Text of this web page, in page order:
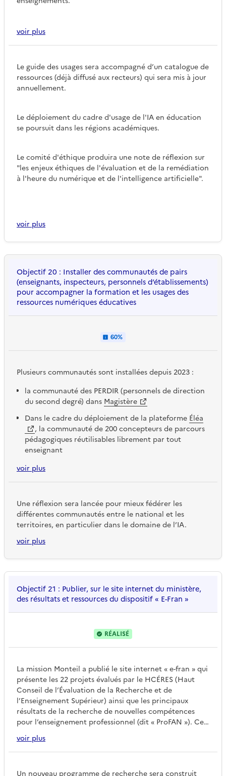
voir plus
Le guide des usages sera accompagné d’un catalogue de
ressources (déjà diffusé aux recteurs) qui sera mis à jour
annuellement.
Le déploiement du cadre d'usage de l'IA en éducation
se poursuit dans les régions académiques.
Le comité d'éthique produira une note de réflexion sur
"les enjeux éthiques de l'évaluation et de la remédiation
à l'heure du numérique et de l'intelligence artificielle".
voir plus
Objectif 20 : Installer des communautés de pairs
(enseignants, inspecteurs, personnels d’établissements)
pour accompagner la formation et les usages des
ressources numériques éducatives
60%
Plusieurs communautés sont installées depuis 2023 :
la communauté des PERDIR (personnels de direction
du second degré) dans Magistère
Dans le cadre du déploiement de la plateforme Éléa
, la communauté de 200 concepteurs de parcours
pédagogiques réutilisables librement par tout
enseignant
Dans le cadre du développement des connaissances
Magistère.
la communauté du Conseil de l’évaluation de l’École,
la communauté du
la communauté des ambassadeurs de l'IA
voir plus
Une réflexion sera lancée pour mieux fédérer les
différentes communautés entre le national et les
territoires, en particulier dans le domaine de l’IA.
voir plus
Objectif 21 : Publier, sur le site internet du ministère,
des résultats et ressources du dispositif « E-Fran »
RÉALISÉ
La mission Monteil a publié le site internet « e-fran » qui
présente les 22 projets évalués par le HCÉRES (Haut
Conseil de l’Évaluation de la Recherche et de
l’Enseignement Supérieur) ainsi que les principaux
résultats de la recherche de nouvelles compétences
pour l’enseignement professionnel (dit « ProFAN »). Ces
deux actions ont été financées dans le cadre du PIA2.
voir plus
Un nouveau programme de recherche sera construit